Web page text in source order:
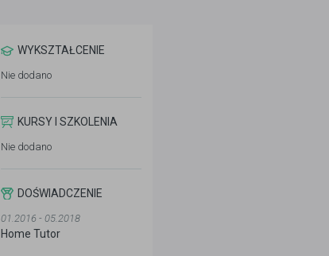
WYKSZTAŁCENIE
Nie dodano
KURSY I SZKOLENIA
Nie dodano
DOŚWIADCZENIE
01.2016 - 05.2018
Home Tutor